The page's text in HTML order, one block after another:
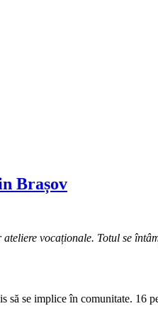
Brașov
vocaționale. Totul se
să se implice în comunitate. 16